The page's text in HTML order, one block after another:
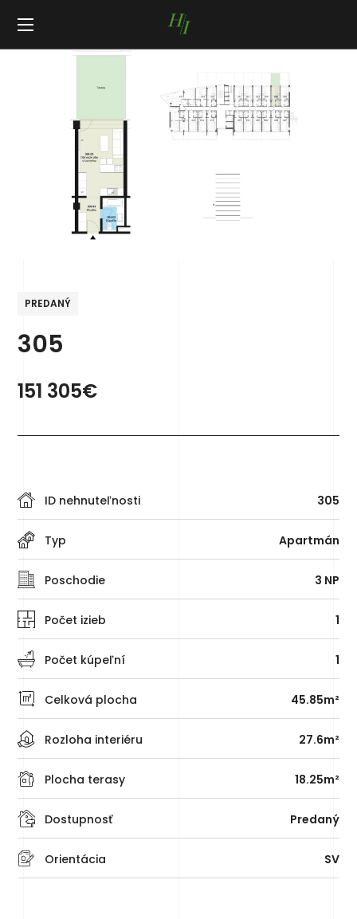
PREDANÝ
305
151 305€
ID nehnuteľnosti 305
Rozloha interiéru 27.6m²
Poschodie 3 NP
Počet kúpeľní 1
Celková plocha 45.85m²
Počet izieb 1
Dostupnosť Predaný
Orientácia SV
Typ Apartmán
Plocha terasy 18.25m²